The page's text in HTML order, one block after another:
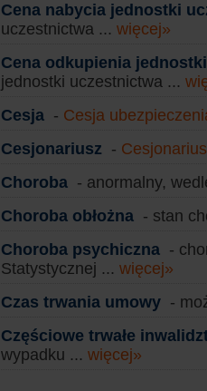
Cena nabycia jednostki
uczestnictwa ... więcej»
Cena odkupienia
jednostki uczestnictwa ...
Cesja - Cesja
Cesjonariusz -
Choroba - anormalny,
Choroba obłożna - stan
Choroba psychiczna -
Statystycznej ... więcej»
Czas trwania umowy -
Częściowe trwałe
wypadku ... więcej»